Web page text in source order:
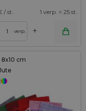
/ st. 1 verp. = 25 st.
verp. +
8x10 cm